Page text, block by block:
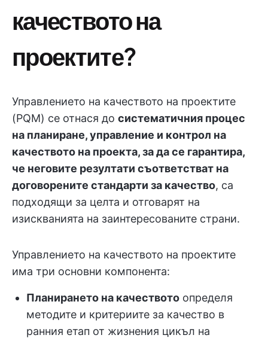
качеството на
проектите?
Управлението на качеството на проектите
(PQM) се отнася до систематичния процес
на планиране, управление и контрол на
качеството на проекта, за да се гарантира,
че неговите резултати съответстват на
договорените стандарти за качество, са
подходящи за целта и отговарят на
изискванията на заинтересованите страни.
Управлението на качеството на проектите
има три основни компонента:
Планирането на качеството определя
методите и критериите за качество в
ранния етап от жизнения цикъл на